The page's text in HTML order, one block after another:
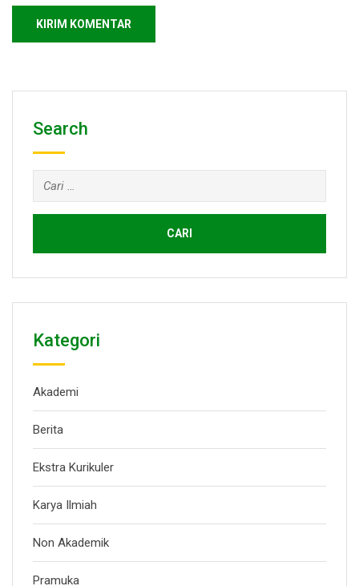
Search
Cari
untuk:
Kategori
Akademi
Berita
Ekstra Kurikuler
Karya Ilmiah
Non Akademik
Pramuka